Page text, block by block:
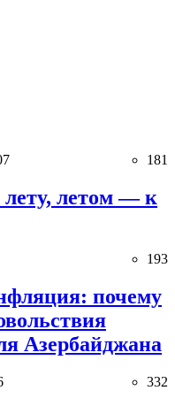
181
лету, летом — к
193
почему
Азербайджана
332